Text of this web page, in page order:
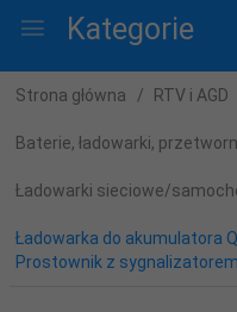
Kategorie
Strona główna RTV i AGD
Baterie, ładowarki,
Ładowarki sieciowe/
Ładowarka do akumulatora
Prostownik z sygnalizatorem